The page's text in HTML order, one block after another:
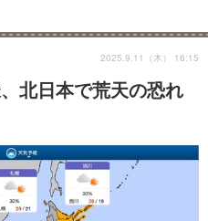
北日本で荒天の恐れ
2025.9.11（木） 16:15